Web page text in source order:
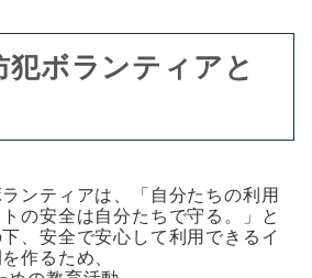
犯ボランティアと
ンティアは、「自分たちの利用
の安全は自分たちで守る。」と
、安全で安心して利用できるイ
作るため、